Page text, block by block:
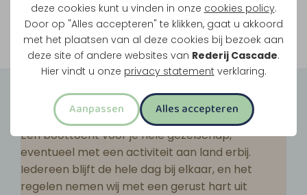
deze cookies kunt u vinden in onze cookies policy.
Door op "Alles accepteren" te klikken, gaat u akkoord
met het plaatsen van al deze cookies bij bezoek aan
deze site of andere websites van Rederij Cascade.
Hier vindt u onze privacy statement verklaring.
Aanpassen Alles accepteren
Bekijk onze rondvaarten
Groepsuitjes
Een boottocht voor je hele gezelschap,
eventueel met een activiteit aan land erbij.
Iedereen blijft de hele dag bij elkaar, en het
regelen nemen wij met een gerust hart uit